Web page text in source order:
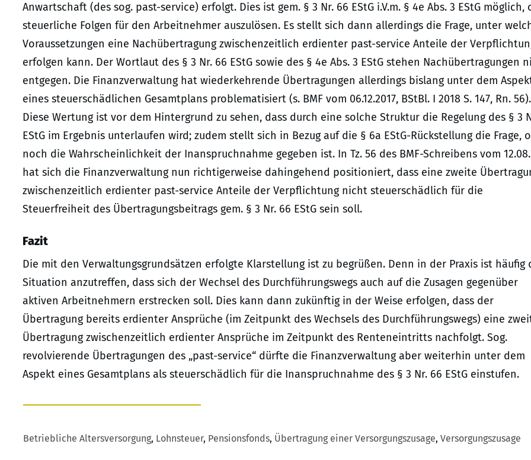
Anwartschaft (des sog. past-service) erfolgt. Dies ist gem. § 3 Nr. 66 EStG i.V.m. § 4e Abs. 3 EStG möglich,
steuerliche Folgen für den Arbeitnehmer auszulösen. Es stellt sich dann allerdings die Frage, unter
Voraussetzungen eine Nachübertragung zwischenzeitlich erdienter past-service Anteile der
erfolgen kann. Der Wortlaut des § 3 Nr. 66 EStG sowie des § 4e Abs. 3 EStG stehen Nachübertragungen
entgegen. Die Finanzverwaltung hat wiederkehrende Übertragungen allerdings bislang unter dem
eines steuerschädlichen Gesamtplans problematisiert (s. BMF vom 06.12.2017, BStBl. I 2018 S. 147, Rn. 56).
Diese Wertung ist vor dem Hintergrund zu sehen, dass durch eine solche Struktur die Regelung des § 3
EStG im Ergebnis unterlaufen wird; zudem stellt sich in Bezug auf die § 6a EStG-Rückstellung die Frage,
noch die Wahrscheinlichkeit der Inanspruchnahme gegeben ist. In Tz. 56 des BMF-Schreibens vom
hat sich die Finanzverwaltung nun richtigerweise dahingehend positioniert, dass eine zweite
zwischenzeitlich erdienter past-service Anteile der Verpflichtung nicht steuerschädlich für die
Steuerfreiheit des Übertragungsbeitrags gem. § 3 Nr. 66 EStG sein soll.
Fazit
Die mit den Verwaltungsgrundsätzen erfolgte Klarstellung ist zu begrüßen. Denn in der Praxis ist häufig
Situation anzutreffen, dass sich der Wechsel des Durchführungswegs auch auf die Zusagen gegenüber
aktiven Arbeitnehmern erstrecken soll. Dies kann dann zukünftig in der Weise erfolgen, dass der
Übertragung bereits erdienter Ansprüche (im Zeitpunkt des Wechsels des Durchführungswegs) eine
Übertragung zwischenzeitlich erdienter Ansprüche im Zeitpunkt des Renteneintritts nachfolgt. Sog.
revolvierende Übertragungen des „past-service“ dürfte die Finanzverwaltung aber weiterhin unter dem
Aspekt eines Gesamtplans als steuerschädlich für die Inanspruchnahme des § 3 Nr. 66 EStG einstufen.
Betriebliche Altersversorgung, Lohnsteuer, Pensionsfonds, Übertragung einer Versorgungszusage, Versorgungszusage